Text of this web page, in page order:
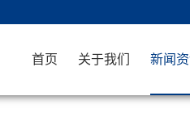
首页 关于我们 新闻